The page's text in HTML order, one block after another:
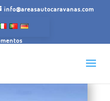
info@areasautocaravanas.com